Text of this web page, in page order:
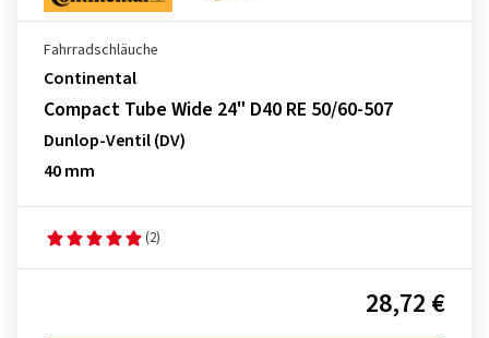
Fahrradschläuche
Continental
Compact Tube Wide 24" D40 RE 50/60-507
Dunlop-Ventil (DV)
40 mm
(2)
28,72 €